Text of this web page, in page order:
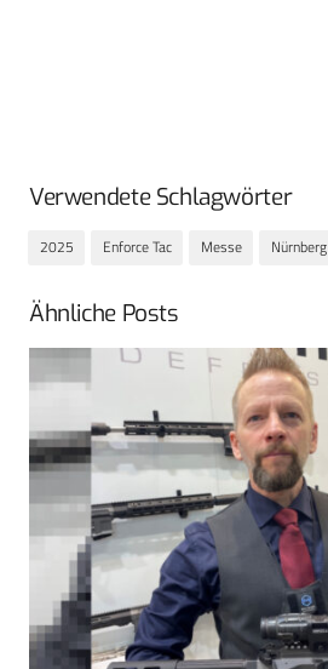
Verwendete Schlagwörter
2025 Enforce Tac Messe Nürnberg
Ähnliche Posts